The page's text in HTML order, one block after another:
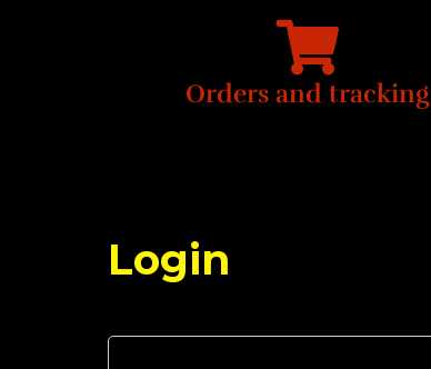
Orders and tracking
Login